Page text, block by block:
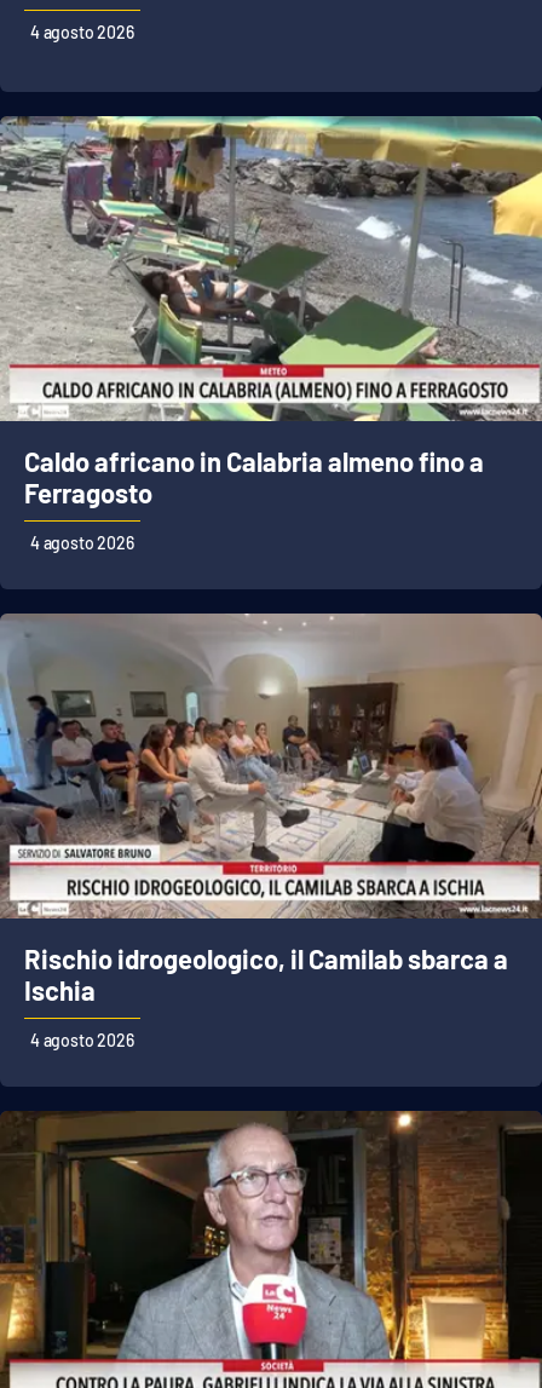
4 agosto 2026
Caldo africano in Calabria almeno fino a
Ferragosto
4 agosto 2026
Rischio idrogeologico, il Camilab sbarca a
Ischia
4 agosto 2026